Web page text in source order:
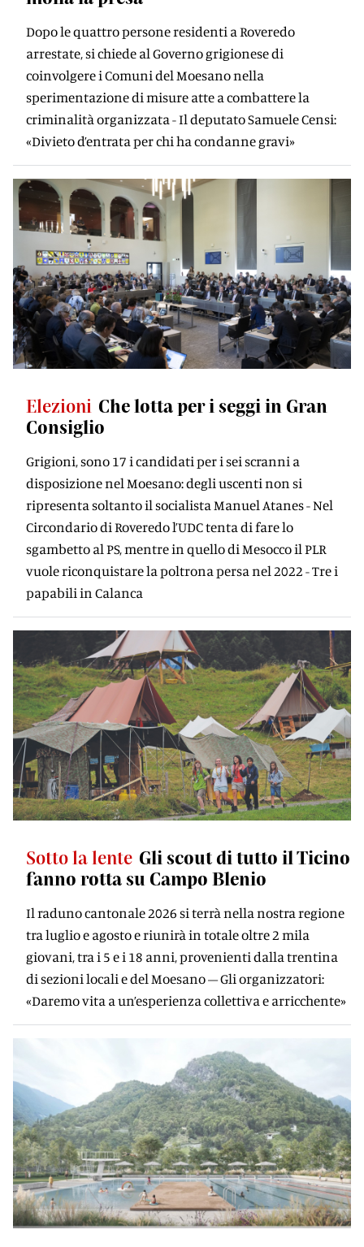
Dopo le quattro persone residenti a Roveredo
arrestate, si chiede al Governo grigionese di
coinvolgere i Comuni del Moesano nella
sperimentazione di misure atte a combattere la
criminalità organizzata - Il deputato Samuele Censi:
«Divieto d’entrata per chi ha condanne gravi»
Elezioni Che lotta per i seggi in Gran
Consiglio
Grigioni, sono 17 i candidati per i sei scranni a
disposizione nel Moesano: degli uscenti non si
ripresenta soltanto il socialista Manuel Atanes - Nel
Circondario di Roveredo l’UDC tenta di fare lo
sgambetto al PS, mentre in quello di Mesocco il PLR
vuole riconquistare la poltrona persa nel 2022 - Tre i
papabili in Calanca
Sotto la lente Gli scout di tutto il Ticino
fanno rotta su Campo Blenio
Il raduno cantonale 2026 si terrà nella nostra regione
tra luglio e agosto e riunirà in totale oltre 2 mila
giovani, tra i 5 e i 18 anni, provenienti dalla trentina
di sezioni locali e del Moesano – Gli organizzatori:
«Daremo vita a un’esperienza collettiva e arricchente»